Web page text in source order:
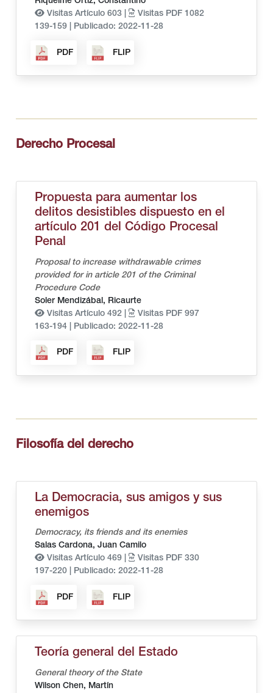
Visitas Artículo 603 |
Visitas PDF 1082
139-159
Publicado: 2022-11-28
PDF FLIP
Derecho Procesal
Propuesta para aumentar los
delitos desistibles dispuesto en el
artículo 201 del Código Procesal
Penal
Proposal to increase withdrawable crimes
provided for in article 201 of the Criminal
Procedure Code
Soler Mendizábal, Ricaurte
Visitas Artículo 492 |
Visitas PDF 997
163-194
Publicado: 2022-11-28
PDF FLIP
Filosofía del derecho
La Democracia, sus amigos y sus
enemigos
Democracy, its friends and its enemies
Salas Cardona, Juan Camilo
Visitas Artículo 469 |
Visitas PDF 330
197-220
Publicado: 2022-11-28
PDF FLIP
Teoría general del Estado
General theory of the State
Wilson Chen, Martín